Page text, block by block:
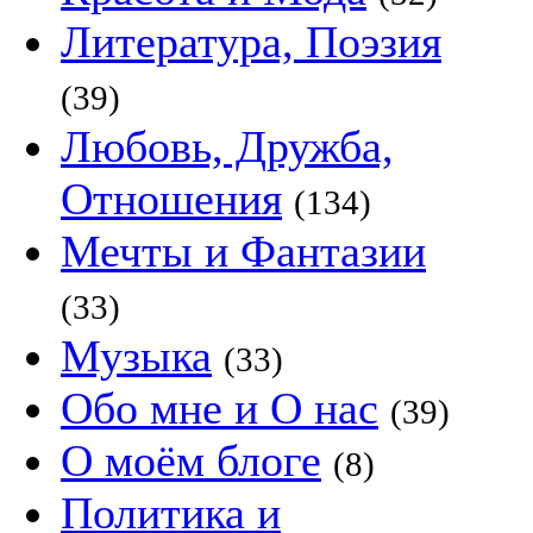
Литература, Поэзия
(39)
Любовь, Дружба,
Отношения (134)
Мечты и Фантазии
(33)
Музыка (33)
Обо мне и О нас (39)
О моём блоге (8)
Политика и